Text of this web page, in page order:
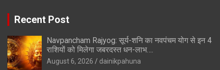
Recent Post
Navpancham Rajyog: सूर्य-शनि का नवपंचम योग से इन 4
राशियों को मिलेगा जबरदस्त धन-लाभ….
August 6, 2026 dainikpahuna